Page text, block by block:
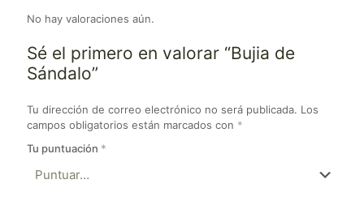
No hay valoraciones aún.
Sé el primero en valorar “Bujia de
Sándalo”
Tu dirección de correo electrónico no será publicada. Los
campos obligatorios están marcados con *
Tu puntuación *